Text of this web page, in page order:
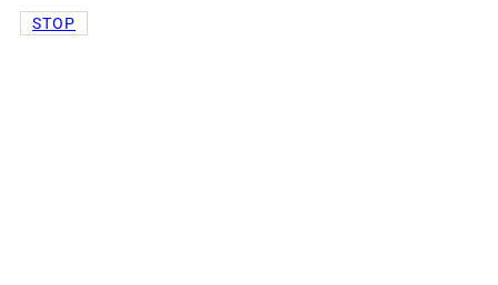
STOP